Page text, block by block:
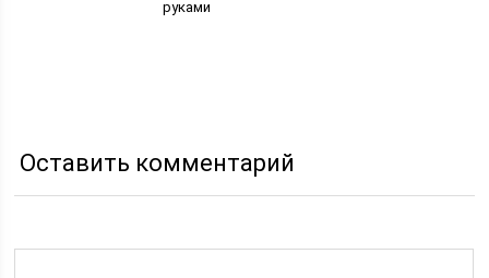
руками
Оставить комментарий